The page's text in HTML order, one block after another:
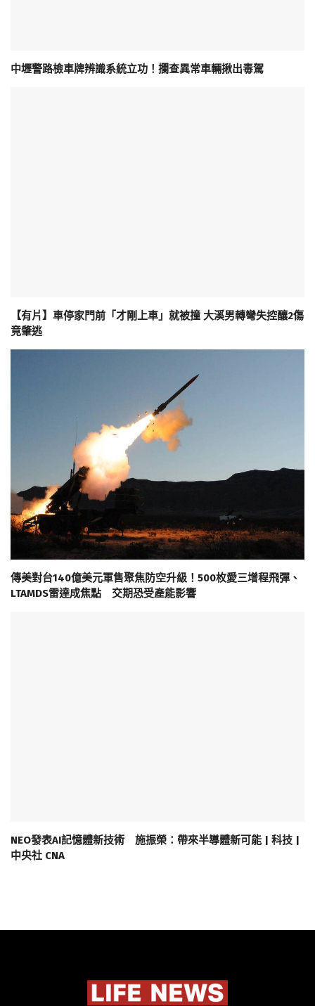
中壢警路檢車牌辨識系統立功！攔查異常車輛揪出毒駕
【有片】車停家門前「才剛上車」就被撞 大溪男轉彎失控釀2傷
竟肇逃
傳美對台140億美元軍售聚焦防空升級！500枚愛三增程飛彈、
LTAMDS雷達成焦點 交期恐受產能影響
NEO發表AI記憶體新技術 施振榮：帶來半導體新可能 | 科技 |
中央社 CNA